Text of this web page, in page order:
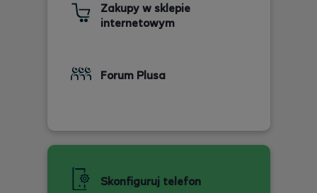
Zakupy w sklepie
internetowym
Forum Plusa
Skonfiguruj telefon